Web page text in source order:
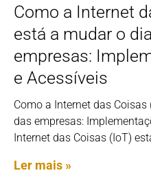
Como a Internet
está a mudar o
empresas:
e Acessíveis
Como a Internet das
das empresas:
Internet das Coisas (IoT)
Ler mais »